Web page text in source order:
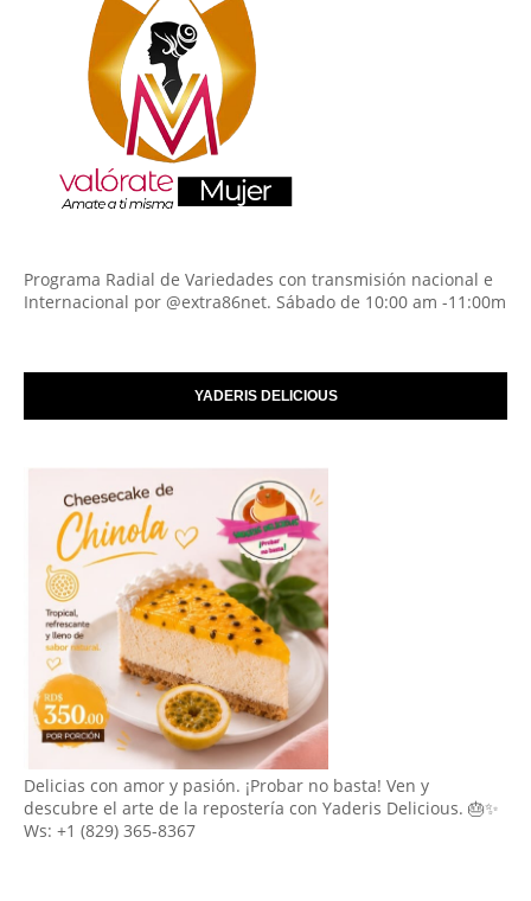
Programa Radial de Variedades con transmisión nacional e
Internacional por @extra86net. Sábado de 10:00 am -11:00m
YADERIS DELICIOUS
Delicias con amor y pasión. ¡Probar no basta! Ven y
descubre el arte de la repostería con Yaderis Delicious. 🎂✨
Ws: +1 (829) 365-8367